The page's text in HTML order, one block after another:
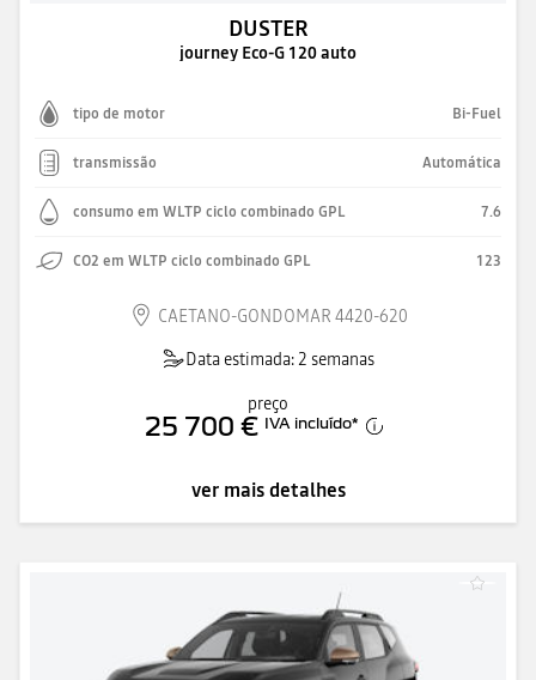
DUSTER
journey Eco-G 120 auto
tipo de motor Bi-Fuel
transmissão Automática
consumo em WLTP ciclo combinado GPL 7.6
CO2 em WLTP ciclo combinado GPL 123
CAETANO-GONDOMAR 4420-620
Data estimada: 2 semanas
preço
25 700 € IVA incluído*
ver mais detalhes